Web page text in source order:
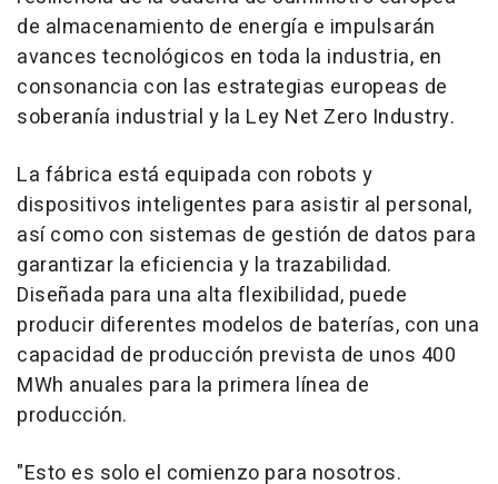
de almacenamiento de energía e impulsarán
avances tecnológicos en toda la industria, en
consonancia con las estrategias europeas de
soberanía industrial y la Ley Net Zero Industry.
La fábrica está equipada con robots y
dispositivos inteligentes para asistir al personal,
así como con sistemas de gestión de datos para
garantizar la eficiencia y la trazabilidad.
Diseñada para una alta flexibilidad, puede
producir diferentes modelos de baterías, con una
capacidad de producción prevista de unos 400
MWh anuales para la primera línea de
producción.
"Esto es solo el comienzo para nosotros.